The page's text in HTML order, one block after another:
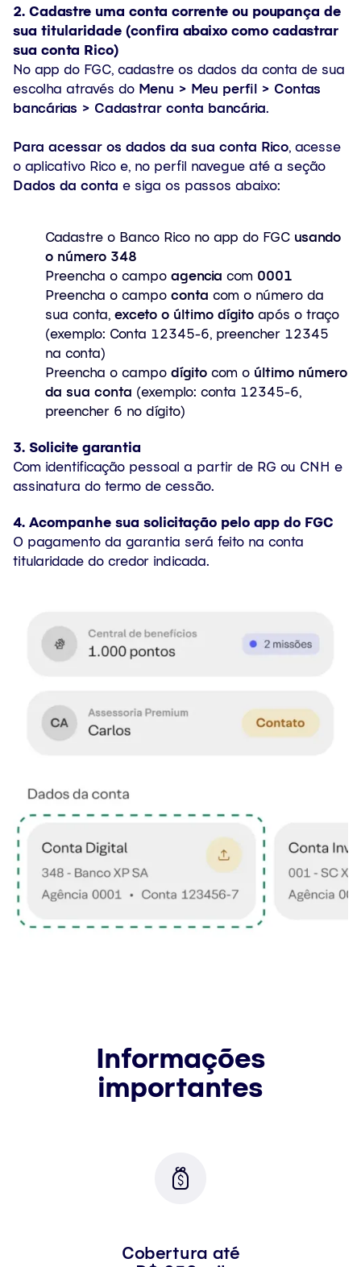
2. Cadastre uma conta corrente ou poupança de
sua titularidade (confira abaixo como cadastrar
sua conta Rico)
No app do FGC, cadastre os dados da conta de sua
escolha através do Menu > Meu perfil > Contas
bancárias > Cadastrar conta bancária.
Para acessar os dados da sua conta Rico, acesse
o aplicativo Rico e, no perfil navegue até a seção
Dados da conta e siga os passos abaixo:
Cadastre o Banco Rico no app do FGC usando
o número 348
Preencha o campo agencia com 0001
Preencha o campo conta com o número da
sua conta, exceto o último dígito após o traço
(exemplo: Conta 12345-6, preencher 12345
na conta)
Preencha o campo dígito com o último número
da sua conta (exemplo: conta 12345-6,
preencher 6 no dígito)
3. Solicite garantia
Com identificação pessoal a partir de RG ou CNH e
assinatura do termo de cessão.
4. Acompanhe sua solicitação pelo app do FGC
O pagamento da garantia será feito na conta
titularidade do credor indicada.
Informações
importantes
Cobertura até